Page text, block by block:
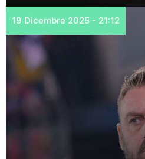
19 Dicembre 2025 - 21:12